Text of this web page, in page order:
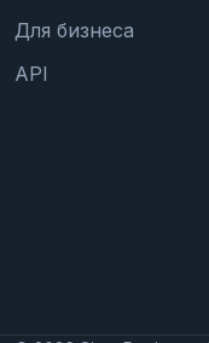
Для бизнеса
API